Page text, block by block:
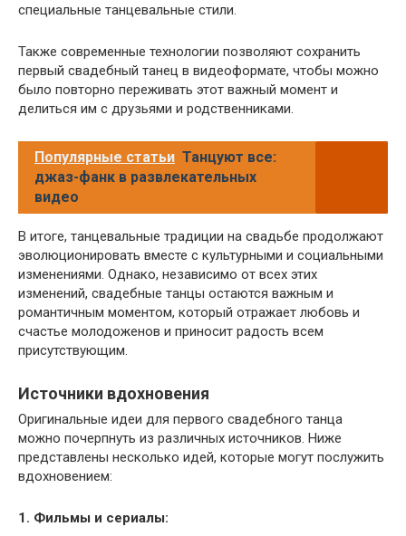
специальные танцевальные стили.
Также современные технологии позволяют сохранить
первый свадебный танец в видеоформате, чтобы можно
было повторно переживать этот важный момент и
делиться им с друзьями и родственниками.
Популярные статьи Танцуют все:
джаз-фанк в развлекательных
видео
В итоге, танцевальные традиции на свадьбе продолжают
эволюционировать вместе с культурными и социальными
изменениями. Однако, независимо от всех этих
изменений, свадебные танцы остаются важным и
романтичным моментом, который отражает любовь и
счастье молодоженов и приносит радость всем
присутствующим.
Источники вдохновения
Оригинальные идеи для первого свадебного танца
можно почерпнуть из различных источников. Ниже
представлены несколько идей, которые могут послужить
вдохновением:
1. Фильмы и сериалы: